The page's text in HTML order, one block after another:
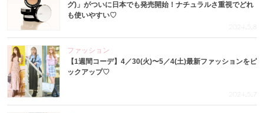
グ)」がついに日本でも発売開始！ナチュラルさ重視でどれ
も使いやすい♡
2024.5.8
ファッション
【1週間コーデ】4／30(火)〜5／4(土)最新ファッションをピ
ックアップ♡
2024.5.7